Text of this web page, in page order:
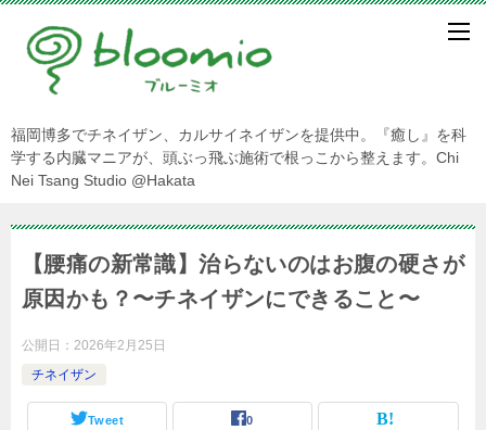
福岡博多でチネイザン、カルサイネイザンを提供中。『癒し』を科
学する内臓マニアが、頭ぶっ飛ぶ施術で根っこから整えます。Chi
Nei Tsang Studio @Hakata
【腰痛の新常識】治らないのはお腹の硬さが
原因かも？〜チネイザンにできること〜
公開日： 2026年2月25日
チネイザン
Tweet 0